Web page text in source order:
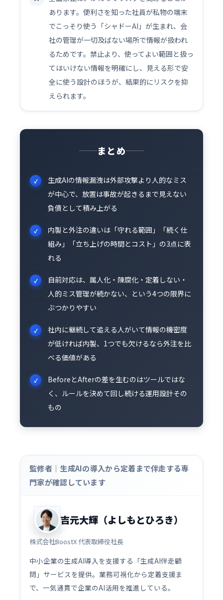
あります。便利さを知った社員が私物の端末
でこっそり使う「シャドーAI」が生まれ、会
社の管理が一切及ばない場所で情報が扱われ
るためです。禁止より、使ってよい範囲と扱っ
てはいけない情報を明確にし、見える形で安
全に使う設計のほうが、結果的にリスクを抑
えられます。
まとめ
生成AIの情報漏洩は外部攻撃より人的なミス
が中心で、放置は事故が起きるまで見えない
負債として積み上がる
内製と外注の違いは「守れる範囲」「続く仕
組み」「立ち上げの時間とコスト」の3点に表
れる
自前対応は、属人化・陳腐化・定着しない・
人的ミス管理が続かない、という4つの限界に
ぶつかりやすい
社内に継続して追える人がいて情報の機密度
が低ければ内製、1つでも欠けるなら外注を比
べる価値がある
BeforeとAfterの差を生むのはツールではな
く、ルールを決めて回し続ける運用設計その
もの
監修者｜生成AIの導入から定着まで伴走する専
門家が確認しています
吉元大輝（よしもとひろき）
株式会社BoostX 代表取締役社長
中小企業の生成AI導入を支援する「生成AI伴走顧
問」サービスを提供。業務可視化から定着支援ま
で、一気通貫で企業のAI活用を推進している。